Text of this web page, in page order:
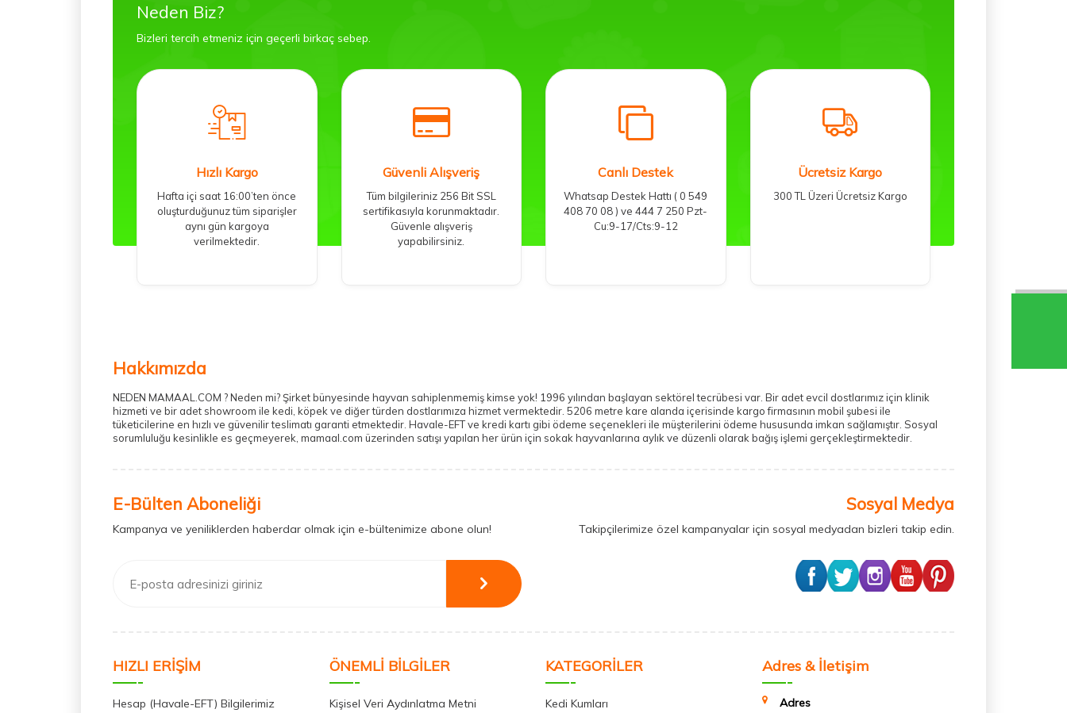
Neden Biz?
Bizleri tercih etmeniz için geçerli birkaç sebep.
Hızlı Kargo
Hafta içi saat 16:00’ten önce
oluşturduğunuz tüm siparişler
aynı gün kargoya
verilmektedir.
Güvenli Alışveriş
Tüm bilgileriniz 256 Bit SSL
sertifikasıyla korunmaktadır.
Güvenle alışveriş
yapabilirsiniz.
Canlı Destek
Whatsap Destek Hattı ( 0 549
408 70 08 ) ve 444 7 250 Pzt-
Cu:9-17/Cts:9-12
Ücretsiz Kargo
300 TL Üzeri Ücretsiz Kargo
Hakkımızda
NEDEN MAMAAL.COM ? Neden mi? Şirket bünyesinde hayvan sahiplenmemiş kimse yok! 1996 yılından başlayan sektörel tecrübesi var. Bir adet evcil dostlarımız için klinik
hizmeti ve bir adet showroom ile kedi, köpek ve diğer türden dostlarımıza hizmet vermektedir. 5206 metre kare alanda içerisinde kargo firmasının mobil şubesi ile
tüketicilerine en hızlı ve güvenilir teslimatı garanti etmektedir. Havale-EFT ve kredi kartı gibi ödeme seçenekleri ile müşterilerini ödeme hususunda imkan sağlamıştır. Sosyal
sorumluluğu kesinlikle es geçmeyerek, mamaal.com üzerinden satışı yapılan her ürün için sokak hayvanlarına aylık ve düzenli olarak bağış işlemi gerçekleştirmektedir.
E-Bülten Aboneliği
Kampanya ve yeniliklerden haberdar olmak için e-bültenimize abone olun!
Sosyal Medya
Takipçilerimize özel kampanyalar için sosyal medyadan bizleri takip edin.
HIZLI ERİŞİM
Hesap (Havale-EFT) Bilgilerimiz
ÖNEMLİ BİLGİLER
Kişisel Veri Aydınlatma Metni
KATEGORİLER
Kedi Kumları
Adres & İletişim
Adres